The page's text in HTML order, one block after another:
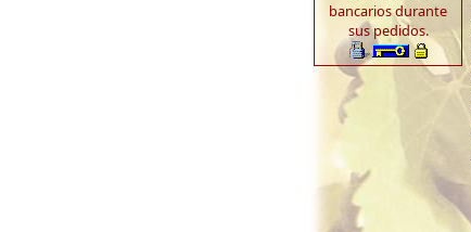
bancarios durante
sus pedidos.